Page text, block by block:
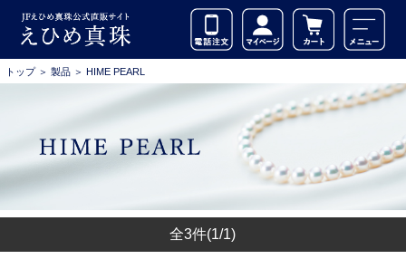
トップ ＞ 製品 ＞ HIME PEARL
全3件(1/1)